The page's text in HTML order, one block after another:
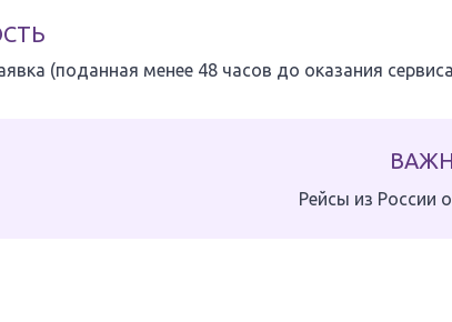
(поданная менее 48 часов до оказания
Рейсы из России